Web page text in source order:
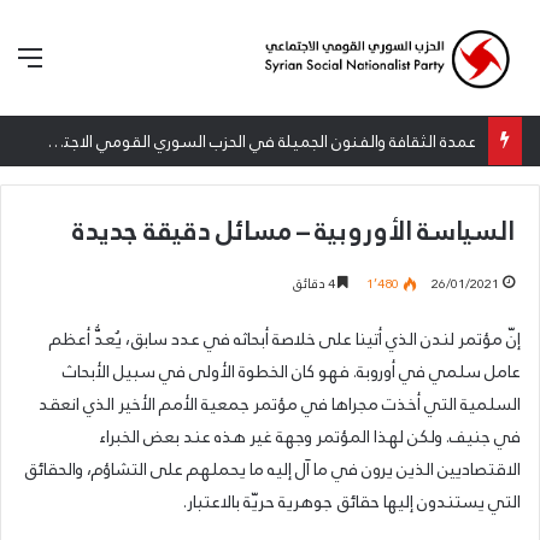
عمدة الثقافة والفنون الجميلة في الحزب السوري القومي الاجتماعي تعلن نتائج الدورة الخامسة من جائزة أنطون سعاده الأدبية
السياسة الأوروبية – مسائل دقيقة جديدة
26/01/2021 1٬480
إنّ مؤتمر لندن الذي أتينا على خلاصة أبحاثه في عدد سابق، يُعدُّ أعظم
عامل سلمي في أوروبة. فهو كان الخطوة الأولى في سبيل الأبحاث
السلمية التي أخذت مجراها في مؤتمر جمعية الأمم الأخير الذي انعقد
في جنيف. ولكن لهذا المؤتمر وجهة غير هذه عند بعض الخبراء
الاقتصاديين الذين يرون في ما آل إليه ما يحملهم على التشاؤم، والحقائق
التي يستندون إليها حقائق جوهرية حريّة بالاعتبار.